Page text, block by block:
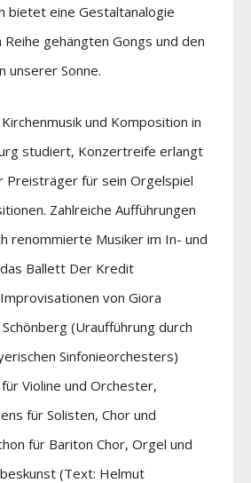
bietet eine Gestaltanalogie
Reihe gehängten Gongs und den
unserer Sonne.
und Komposition in
studiert, Konzertreife erlangt
Preisträger für sein Orgelspiel
Zahlreiche Aufführungen
renommierte Musiker im In- und
Ballett Der Kredit
von Giora
(Uraufführung durch
Sinfonieorchesters)
Violine und Orchester,
für Solisten, Chor und
für Bariton Chor, Orgel und
(Text: Helmut